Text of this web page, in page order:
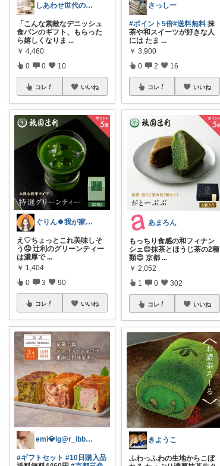
しあわせ世代のおすすめ便
「こんな素敵なデニッシュ
食パンのギフト、もらった
ら嬉しくなりま ...
￥ 4,460
0 0 10
コレ いいね
ぐりん🍀我が家はこんな感じ
え♡ちょっとこれ美味しそ
う🤤 辻利のグリーンティー
は濃厚で...
￥ 1,404
0 3 90
コレ いいね
emi💎ig@r_ibbon_💍💎
#ギフトセット #10日購入品
さっしー
#ポイント5倍#送料無料 抹
茶や和スイーツが好きな人
には たま ...
￥ 3,900
0 2 16
コレ いいね
あまろん
もっちり食感の和フィナン
シェ😊抹茶とほうじ茶の2種
類😊 京都 ...
￥ 2,052
1 0 302
コレ いいね
きようこ
ふわっふわの生地からこぼ